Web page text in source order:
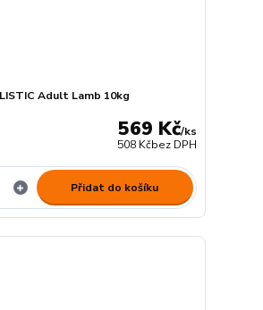
Adult Lamb 10kg
569 Kč/ks
508 Kčbez DPH
Přidat do košíku